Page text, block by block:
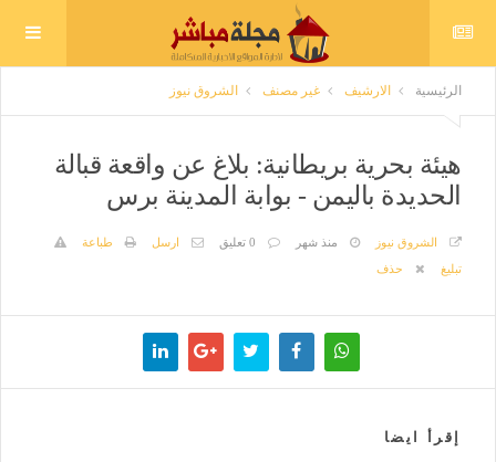
الرئيسية الارشيف غير مصنف الشروق نيوز
هيئة بحرية بريطانية: بلاغ عن واقعة قبالة
الحديدة باليمن - بوابة المدينة برس
الشروق نيوز منذ شهر 0 تعليق ارسل
طباعة
تبليغ
حذف
إقرأ ايضا